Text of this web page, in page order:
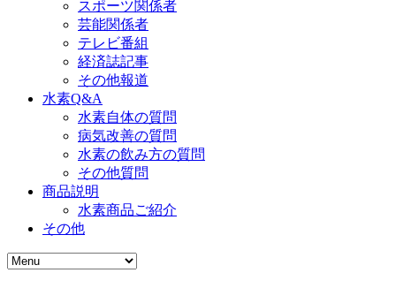
スポーツ関係者
芸能関係者
テレビ番組
経済誌記事
その他報道
水素Q&A
水素自体の質問
病気改善の質問
水素の飲み方の質問
その他質問
商品説明
水素商品ご紹介
その他